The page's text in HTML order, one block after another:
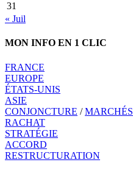
31
« Juil
MON INFO EN 1 CLIC
FRANCE
EUROPE
ÉTATS-UNIS
ASIE
CONJONCTURE /MARCHÉS
RACHAT
STRATÉGIE
ACCORD
RESTRUCTURATION